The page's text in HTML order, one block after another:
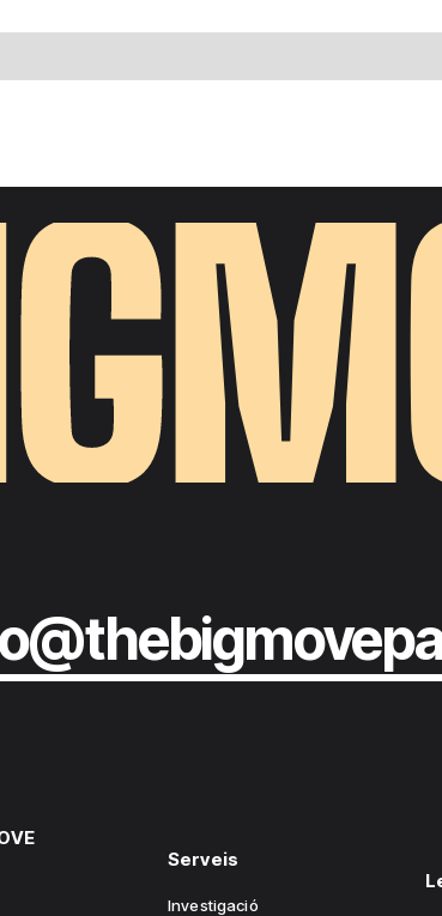
Serveis
Investigació